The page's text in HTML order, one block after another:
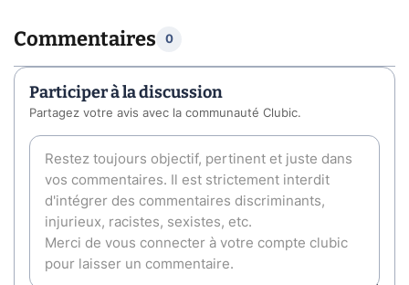
Commentaires 0
Participer à la discussion
Partagez votre avis avec la communauté Clubic.